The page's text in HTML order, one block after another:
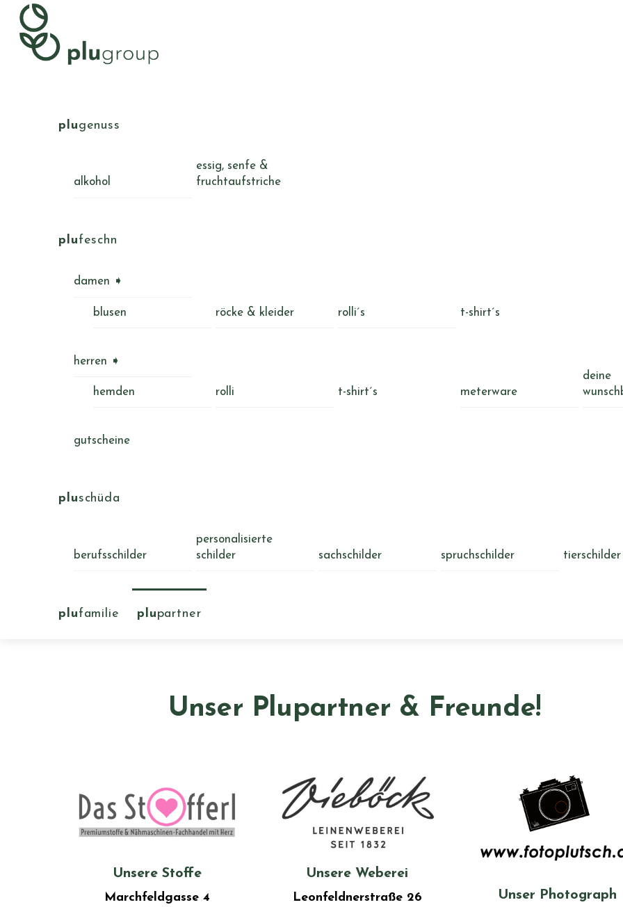
Skip
content
Menu
plugenuss
alkohol
essig, senfe &
fruchtaufstriche
plufeschn
damen ➧
blusen röcke & kleider rolli´s t-shirt´s
herren ➧
hemden rolli t-shirt´s meterware
deine
gutscheine
pluschüda
berufsschilder
personalisierte
schilder
sachschilder spruchschilder tierschilder
plufamilie plupartner
Unser Plupartner & Freunde!
Unsere Stoffe
Marchfeldgasse 4
Unsere Weberei
Leonfeldnerstraße 26
Unser Photograph